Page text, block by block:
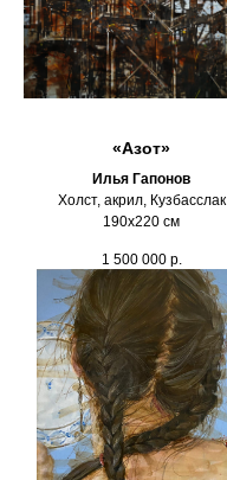
«Азот»
Илья Гапонов
Холст, акрил, Кузбасслак
190х220 см
1 500 000 р.